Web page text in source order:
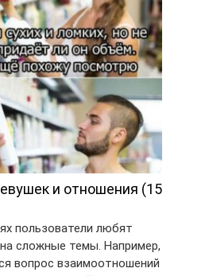
и отношения (15
пользователи любят
сложные темы. Например,
вопрос взаимоотношений